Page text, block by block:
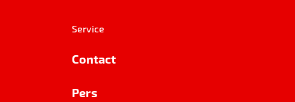
Service
Contact
Pers